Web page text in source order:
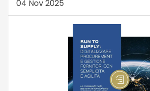
04 Nov 2025